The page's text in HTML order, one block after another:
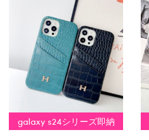
galaxy s24シリーズ即納